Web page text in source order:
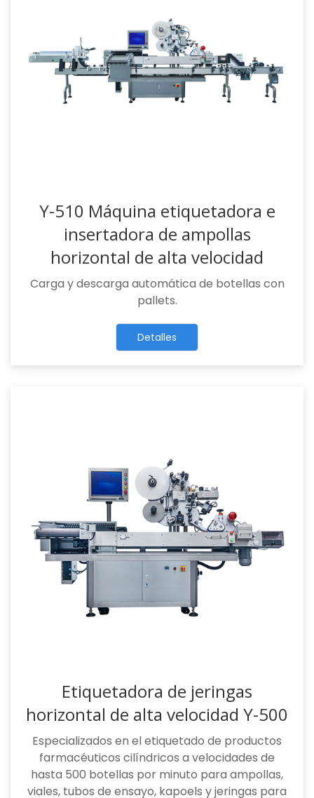
Y-510 Máquina etiquetadora e
insertadora de ampollas
horizontal de alta velocidad
Carga y descarga automática de botellas con
pallets.
Detalles
Etiquetadora de jeringas
horizontal de alta velocidad Y-500
Especializados en el etiquetado de productos
farmacéuticos cilíndricos a velocidades de
hasta 500 botellas por minuto para ampollas,
viales, tubos de ensayo, kapoels y jeringas para